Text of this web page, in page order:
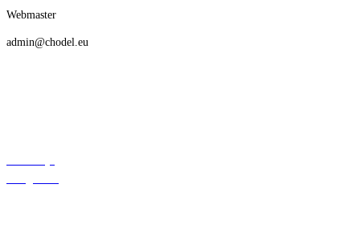
Webmaster
admin@chodel.eu